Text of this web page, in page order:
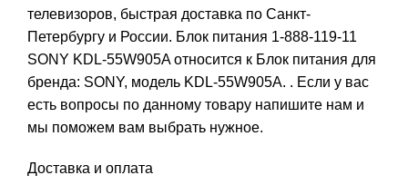
телевизоров, быстрая доставка по Санкт-
Петербургу и России. Блок питания 1-888-119-11
SONY KDL-55W905A относится к Блок питания для
бренда: SONY, модель KDL-55W905A. . Если у вас
есть вопросы по данному товару напишите нам и
мы поможем вам выбрать нужное.
Доставка и оплата